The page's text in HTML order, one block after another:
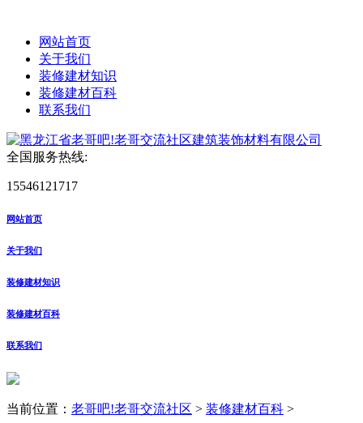
网站首页
关于我们
装修建材知识
装修建材百科
联系我们
全国服务热线:
15546121717
网站首页
关于我们
装修建材知识
装修建材百科
联系我们
当前位置： 老哥吧!老哥交流社区 > 装修建材百科 >